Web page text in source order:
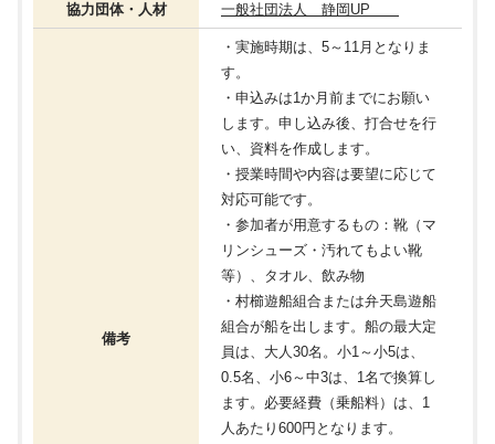
協力団体・人材 一般社団法人 静岡UP
備考
・実施時期は、5～11月となりま
す。
・申込みは1か月前までにお願い
します。申し込み後、打合せを行
い、資料を作成します。
・授業時間や内容は要望に応じて
対応可能です。
・参加者が用意するもの：靴（マ
リンシューズ・汚れてもよい靴
等）、タオル、飲み物
・村櫛遊船組合または弁天島遊船
組合が船を出します。船の最大定
員は、大人30名。小1～小5は、
0.5名、小6～中3は、1名で換算し
ます。必要経費（乗船料）は、1
人あたり600円となります。